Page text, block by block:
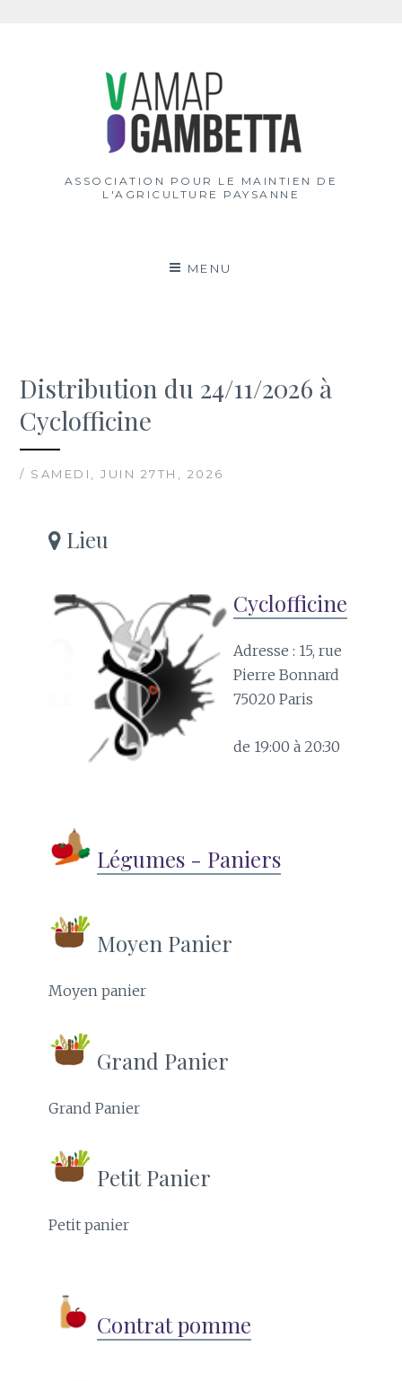
ASSOCIATION POUR LE MAINTIEN DE
L'AGRICULTURE PAYSANNE
MENU
Distribution du 24/11/2026 à
Cyclofficine
/ SAMEDI, JUIN 27TH, 2026
Lieu
Cyclofficine
Adresse : 15, rue
Pierre Bonnard
75020 Paris
de 19:00 à 20:30
Légumes - Paniers
Moyen Panier
Moyen panier
Grand Panier
Grand Panier
Petit Panier
Petit panier
Contrat pomme